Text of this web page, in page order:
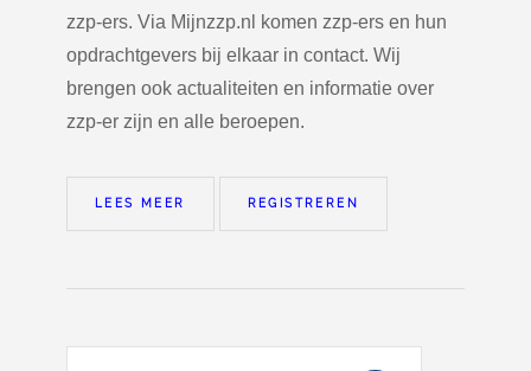
zzp-ers. Via Mijnzzp.nl komen zzp-ers en hun
opdrachtgevers bij elkaar in contact. Wij
brengen ook actualiteiten en informatie over
zzp-er zijn en alle beroepen.
LEES MEER REGISTREREN